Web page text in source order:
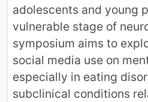
adolescents and young
vulnerable stage of
symposium aims to
social media use on
especially in eating
subclinical conditions